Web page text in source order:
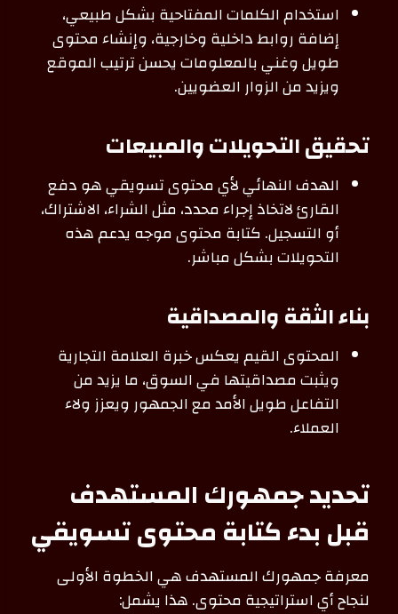
استخدام الكلمات المفتاحية بشكل طبيعي،
إضافة روابط داخلية وخارجية، وإنشاء محتوى
طويل وغني بالمعلومات يحسن ترتيب الموقع
ويزيد من الزوار العضويين.
تحقيق التحويلات والمبيعات
الهدف النهائي لأي محتوى تسويقي هو دفع
القارئ لاتخاذ إجراء محدد، مثل الشراء، الاشتراك،
أو التسجيل. كتابة محتوى موجه يدعم هذه
التحويلات بشكل مباشر.
بناء الثقة والمصداقية
المحتوى القيم يعكس خبرة العلامة التجارية
ويثبت مصداقيتها في السوق، ما يزيد من
التفاعل طويل الأمد مع الجمهور ويعزز ولاء
العملاء.
تحديد جمهورك المستهدف
قبل بدء كتابة محتوى تسويقي
معرفة جمهورك المستهدف هي الخطوة الأولى
لنجاح أي استراتيجية محتوى. هذا يشمل: